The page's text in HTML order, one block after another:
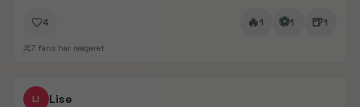
4 🔥1 ⚽1 🍺1
7 fans har reageret
FanDays bidrag
LI Lise